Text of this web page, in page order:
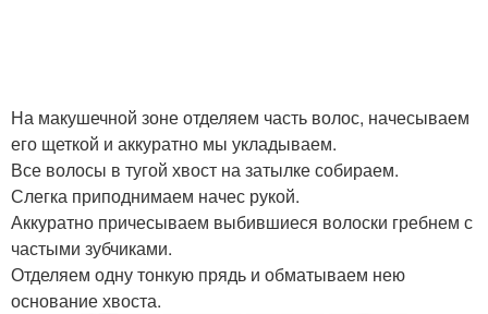
На макушечной зоне отделяем часть волос, начесываем
его щеткой и аккуратно мы укладываем.
Все волосы в тугой хвост на затылке собираем.
Слегка приподнимаем начес рукой.
Аккуратно причесываем выбившиеся волоски гребнем с
частыми зубчиками.
Отделяем одну тонкую прядь и обматываем нею
основание хвоста.